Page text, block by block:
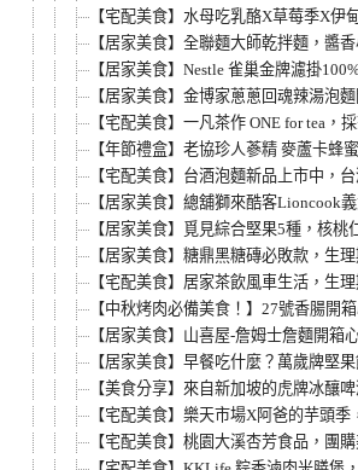
【宅配美食】水母吃乳酪X草莓季X
【居家美食】全聯麵大師乾拌麵，醬
【居家美食】Nestle 雀巢金牌濾掛
【居家美食】金博家蔥蔥回魂辣湯泡
【宅配美食】一凡茶作 ONE for tea
【年節禮盒】老協珍人蔘精 麥蘆卡
【宅配美食】台酒泡麵新品上市中，
【居家美食】總舖獅來酷客Lioncook
【居家美食】覓見綜合堅果5種，核
【居家美食】糖鼎黑糖磚必敗款，生
【宅配美食】居家茶飲風車生活，生
【中秋烤肉必備美食！】27號香腸開
【居家美食】山喜屋-詹姆士詹麵開
【居家美食】早餐吃什麼？萬歲牌堅
【美食分享】來自新加坡的虎牌冰釀
【宅配美食】樂天市場X阿爸的芋頭
【宅配美食】桃園大溪杏芳食品，團